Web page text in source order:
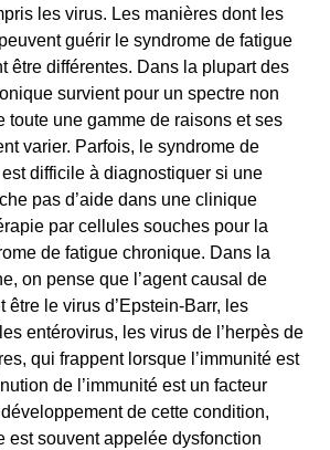
les virus. Les manières dont les
guérir le syndrome de fatigue
être différentes. Dans la plupart des
survient pour un spectre non
toute une gamme de raisons et ses
varier. Parfois, le syndrome de
difficile à diagnostiquer si une
pas d’aide dans une clinique
par cellules souches pour la
de fatigue chronique. Dans la
on pense que l’agent causal de
être le virus d’Epstein-Barr, les
entérovirus, les virus de l’herpès de
qui frappent lorsque l’immunité est
de l’immunité est un facteur
de cette condition,
est souvent appelée dysfonction